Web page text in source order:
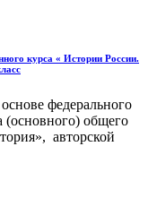
курса « Истории России.
федерального
(основного) общего
авторской